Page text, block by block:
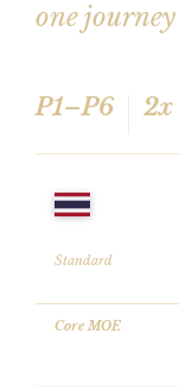
one journey
P1–P6 2x
Standard
Core MOE